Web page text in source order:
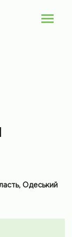
Одеський